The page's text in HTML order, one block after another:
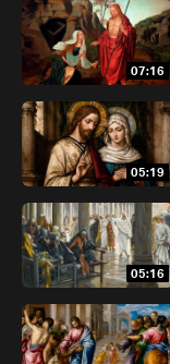
07:16
05:19
05:16